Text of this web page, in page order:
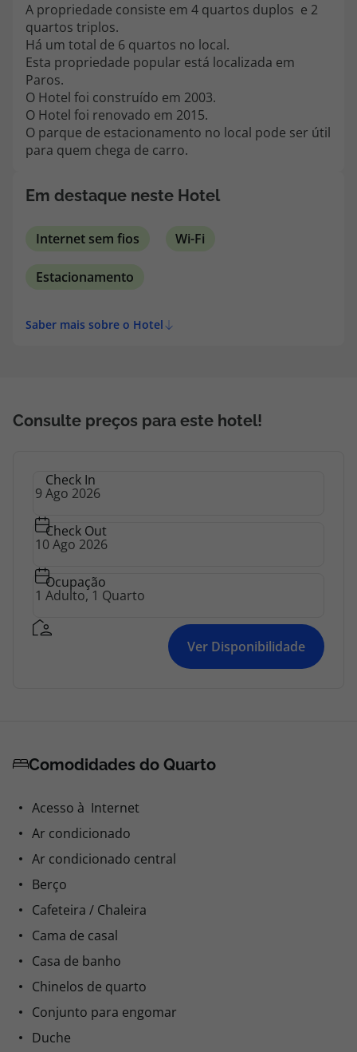
218 925 471
Custo de uma chamada para a rede fixa nacional.
A sua agência de viagens Top Atlântico tem a preocupação de estar
sempre mais perto de si, para maior comodidade e total facilidade
na marcação das suas viagens, tem ainda ao seu dispor o nosso call
center a funcionar todos os dias úteis das 10:00 às 20:00 e Sábado
das 10:00 às 14:00.
A propriedade consiste em 4 quartos duplos e 2
quartos triplos.
Há um total de 6 quartos no local.
Esta propriedade popular está localizada em
Paros.
O Hotel foi construído em 2003.
O Hotel foi renovado em 2015.
O parque de estacionamento no local pode ser útil
para quem chega de carro.
Em destaque neste Hotel
Internet sem fios Wi-Fi
Estacionamento
Saber mais sobre o Hotel
Consulte preços para este hotel!
Check In
Check Out
Ocupação
Ver Disponibilidade
Comodidades do Quarto
Acesso à Internet
Ar condicionado
Ar condicionado central
Berço
Cafeteira / Chaleira
Cama de casal
Casa de banho
Chinelos de quarto
Conjunto para engomar
Duche